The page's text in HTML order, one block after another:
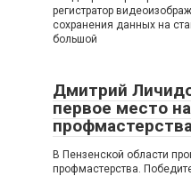
регистратор
сохранения данных на
большой
Дмитрий
первое место
В Пензенской области
профмастерства.